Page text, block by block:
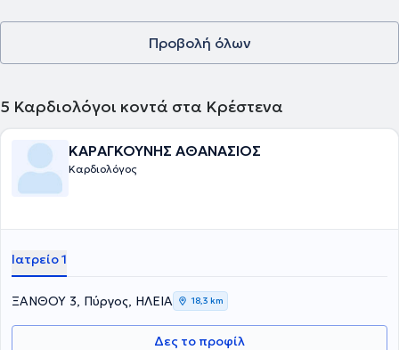
Προβολή όλων
5 Καρδιολόγοι κοντά στα Κρέστενα
ΚΑΡΑΓΚΟΥΝΗΣ ΑΘΑΝΑΣΙΟΣ
Καρδιολόγος
Ιατρείο 1
ΞΑΝΘΟΥ 3, Πύργος, ΗΛΕΙΑ 18,3 km
Δες το προφίλ